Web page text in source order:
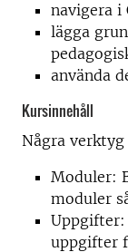
navigera i
lägga
använda
Kursinnehåll
Några verktyg
Moduler:
moduler
Uppgifter:
uppgifter